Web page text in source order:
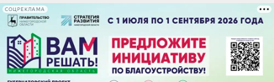
СОЦРЕКЛАМА